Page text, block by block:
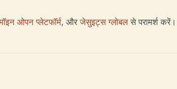
ओपन प्लेटफॉर्म, औरजेसुइट्स ग्लोबलसे परामर्श करें।